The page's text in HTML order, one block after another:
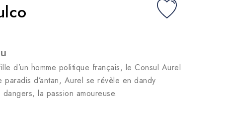
d’un homme politique français, le Consul Aurel
d’antan, Aurel se révèle en dandy
la passion amoureuse.